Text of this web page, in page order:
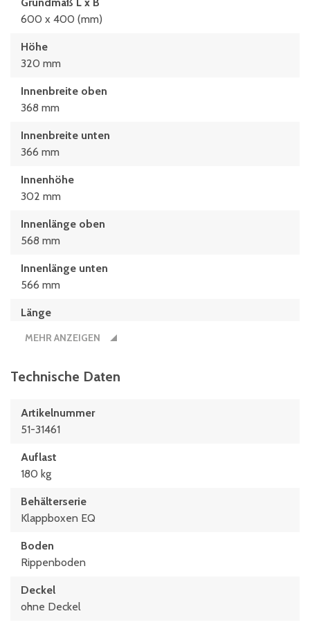
600 x 400 (mm)
Höhe
320 mm
Innenbreite oben
368 mm
Innenbreite unten
366 mm
Innenhöhe
302 mm
Innenlänge oben
568 mm
Innenlänge unten
566 mm
Länge
MEHR ANZEIGEN
Technische Daten
Artikelnummer
51-31461
Auflast
180 kg
Behälterserie
Klappboxen EQ
Boden
Rippenboden
Deckel
ohne Deckel